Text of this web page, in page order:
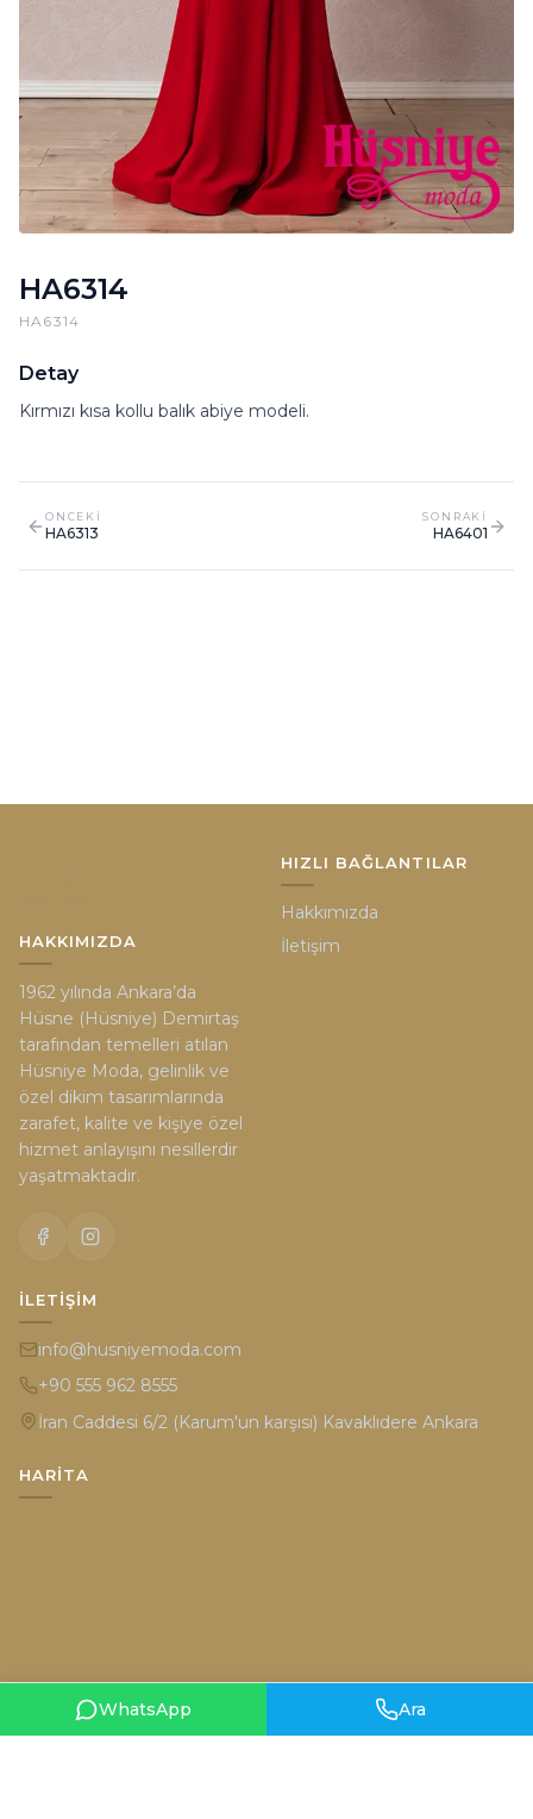
HA6314
HA6314
Detay
Kırmızı kısa kollu balık abiye modeli.
ONCEKI
HA6313
SONRAKI
HA6401
HAKKIMIZDA
1962 yılında Ankara’da
Hüsne (Hüsniye) Demirtaş
tarafından temelleri atılan
Hüsniye Moda, gelinlik ve
özel dikim tasarımlarında
zarafet, kalite ve kişiye özel
hizmet anlayışını nesillerdir
yaşatmaktadır.
HIZLI BAĞLANTILAR
Hakkımızda
İletişim
İLETIŞIM
info@husniyemoda.com
+90 555 962 8555
İran Caddesi 6/2 (Karum'un karşısı) Kavaklıdere Ankara
HARITA